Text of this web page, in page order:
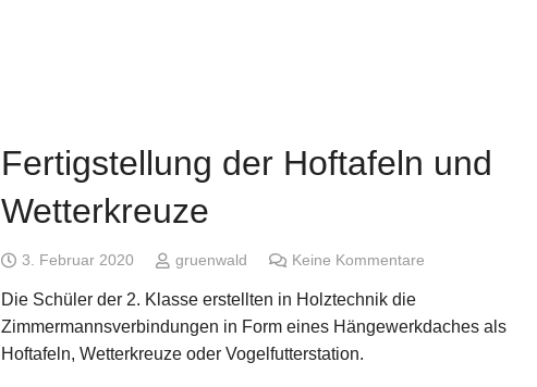
Fertigstellung der Hoftafeln und
Wetterkreuze
3. Februar 2020 gruenwald Keine Kommentare
Die Schüler der 2. Klasse erstellten in Holztechnik die
Zimmermannsverbindungen in Form eines Hängewerkdaches als
Hoftafeln, Wetterkreuze oder Vogelfutterstation.